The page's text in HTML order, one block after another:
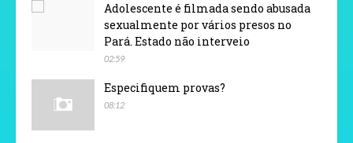
Adolescente é filmada sendo abusada
sexualmente por vários presos no
Pará. Estado não interveio
02:59
Especifiquem provas?
08:12